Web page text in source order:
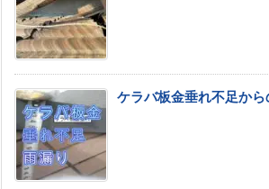
ケラバ板金垂れ不足から